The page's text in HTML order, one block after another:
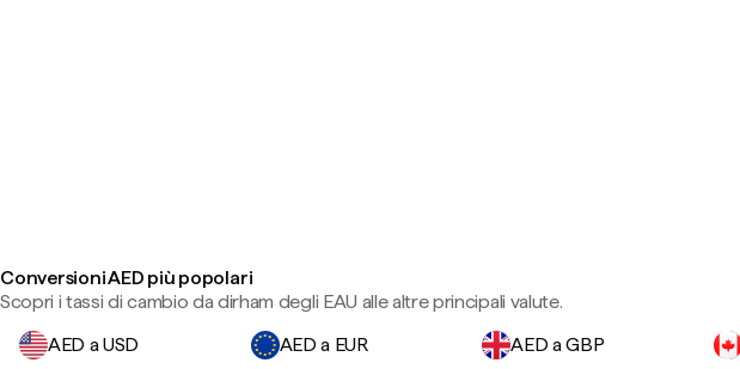
Conversioni AED più popolari
Scopri i tassi di cambio da dirham degli EAU alle altre principali valute.
AED a USD
AED a EUR AED a GBP